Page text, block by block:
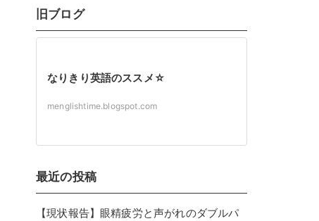
旧ブログ
なりきり英語のススメ☆
menglishtime.blogspot.com
最近の投稿
【現状報告】眼精疲労と声がれのダブルパ